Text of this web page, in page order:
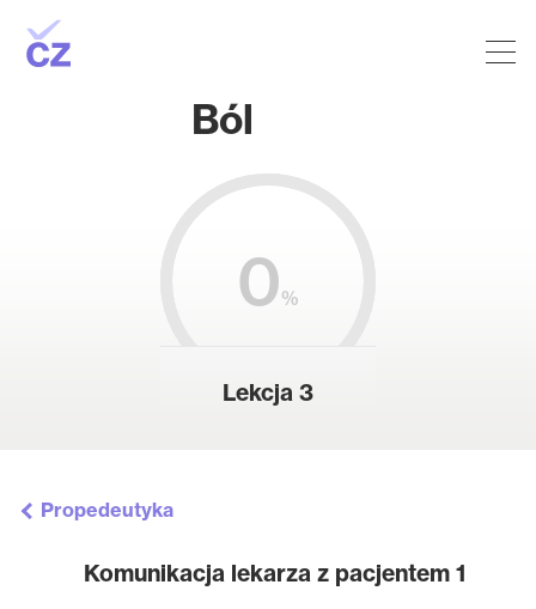
Ból
0%
Lekcja 3
Propedeutyka
Komunikacja lekarza z pacjentem 1